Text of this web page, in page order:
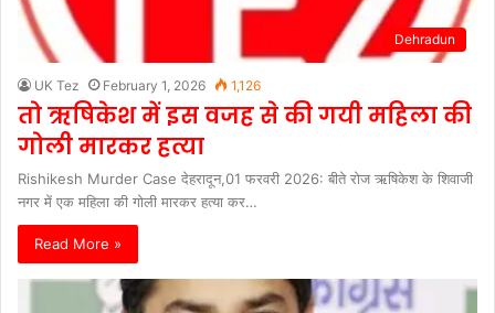
Dehradun
UK Tez February 1, 2026 1,126
तो ऋषिकेश में इस वजह से की गयी महिला की
गोली मारकर हत्या
Rishikesh Murder Case देहरादून,01 फरवरी 2026: बीते रोज ऋषिकेश के शिवाजी
नगर में एक महिला की गोली मारकर हत्या कर…
Read More »